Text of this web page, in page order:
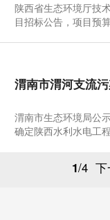
陕西省生态环境厅技
目招标公告，项目预
渭南市渭河支流
渭南市生态环境局公
确定陕西水利水电工
1/4